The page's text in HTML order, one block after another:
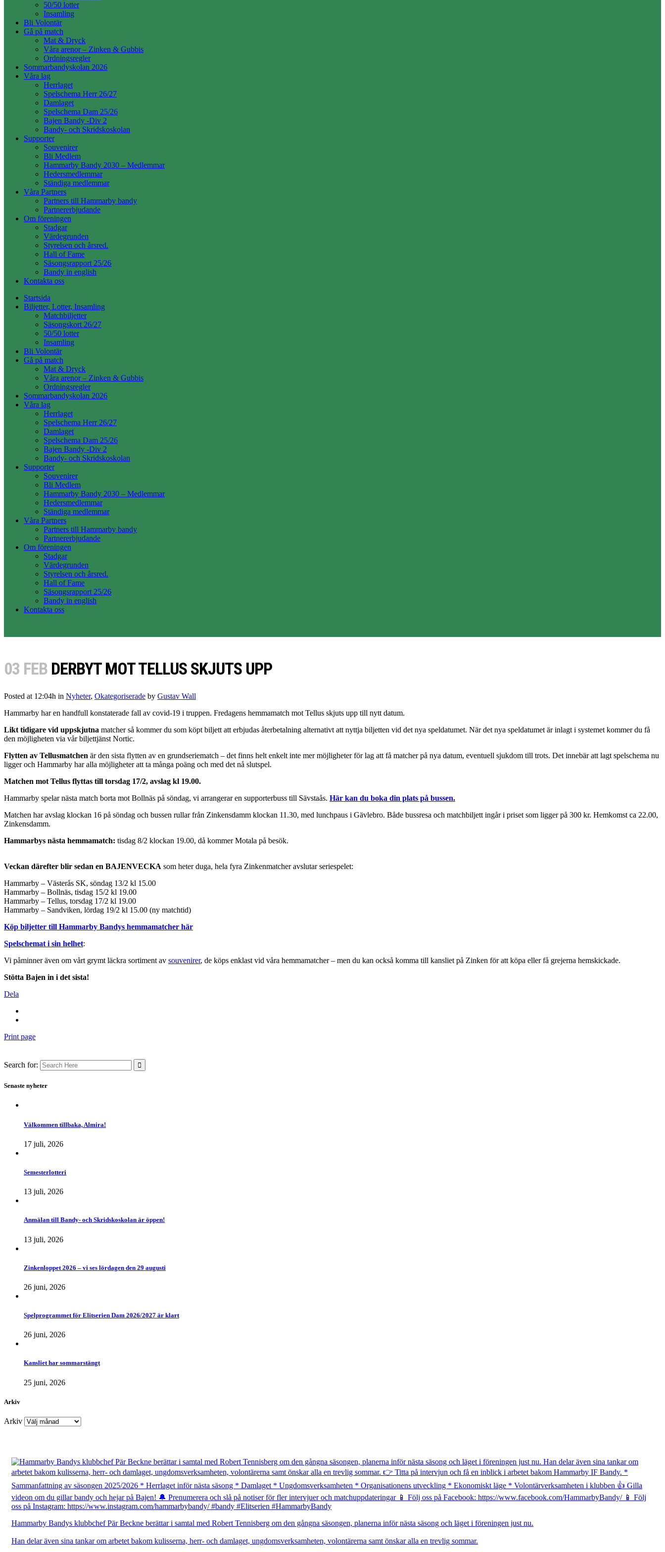
50/50 lotter
Insamling
Bli Volontär
Gå på match
Mat & Dryck
Våra arenor – Zinken & Gubbis
Ordningsregler
Sommarbandyskolan 2026
Våra lag
Herrlaget
Spelschema Herr 26/27
Damlaget
Spelschema Dam 25/26
Bajen Bandy -Div 2
Bandy- och Skridskoskolan
Supporter
Souvenirer
Bli Medlem
Hammarby Bandy 2030 – Medlemmar
Hedersmedlemmar
Ständiga medlemmar
Våra Partners
Partners till Hammarby bandy
Partnererbjudande
Om föreningen
Stadgar
Värdegrunden
Styrelsen och årsred.
Hall of Fame
Säsongsrapport 25/26
Bandy in english
Kontakta oss
Startsida
Biljetter, Lotter, Insamling
Matchbiljetter
Säsongskort 26/27
50/50 lotter
Insamling
Bli Volontär
Gå på match
Mat & Dryck
Våra arenor – Zinken & Gubbis
Ordningsregler
Sommarbandyskolan 2026
Våra lag
Herrlaget
Spelschema Herr 26/27
Damlaget
Spelschema Dam 25/26
Bajen Bandy -Div 2
Bandy- och Skridskoskolan
Supporter
Souvenirer
Bli Medlem
Hammarby Bandy 2030 – Medlemmar
Hedersmedlemmar
Ständiga medlemmar
Våra Partners
Partners till Hammarby bandy
Partnererbjudande
Om föreningen
Stadgar
Värdegrunden
Styrelsen och årsred.
Hall of Fame
Säsongsrapport 25/26
Bandy in english
Kontakta oss
03 FEB DERBYT MOT TELLUS SKJUTS UPP
Posted at 12:04h in Nyheter, Okategoriserade by Gustav Wall
Hammarby har en handfull konstaterade fall av covid-19 i truppen. Fredagens hemmamatch mot Tellus skjuts upp till nytt datum.
Likt tidigare vid uppskjutna matcher så kommer du som köpt biljett att erbjudas återbetalning alternativt att nyttja biljetten vid det nya speldatumet. När det nya speldatumet är inlagt i systemet kommer du få
den möjligheten via vår biljettjänst Nortic.
Flytten av Tellusmatchen är den sista flytten av en grundseriematch – det finns helt enkelt inte mer möjligheter för lag att få matcher på nya datum, eventuell sjukdom till trots. Det innebär att lagt spelschema nu
ligger och Hammarby har alla möjligheter att ta många poäng och med det nå slutspel.
Matchen mot Tellus flyttas till torsdag 17/2, avslag kl 19.00.
Hammarby spelar nästa match borta mot Bollnäs på söndag, vi arrangerar en supporterbuss till Sävstaås. Här kan du boka din plats på bussen.
Matchen har avslag klockan 16 på söndag och bussen rullar från Zinkensdamm klockan 11.30, med lunchpaus i Gävlebro. Både bussresa och matchbiljett ingår i priset som ligger på 300 kr. Hemkomst ca 22.00,
Zinkensdamm.
Hammarbys nästa hemmamatch: tisdag 8/2 klockan 19.00, då kommer Motala på besök.
Veckan därefter blir sedan en BAJENVECKA som heter duga, hela fyra Zinkenmatcher avslutar seriespelet:
Hammarby – Västerås SK, söndag 13/2 kl 15.00
Hammarby – Bollnäs, tisdag 15/2 kl 19.00
Hammarby – Tellus, torsdag 17/2 kl 19.00
Hammarby – Sandviken, lördag 19/2 kl 15.00 (ny matchtid)
Köp biljetter till Hammarby Bandys hemmamatcher här
Spelschemat i sin helhet:
Vi påminner även om vårt grymt läckra sortiment av souvenirer, de köps enklast vid våra hemmamatcher – men du kan också komma till kansliet på Zinken för att köpa eller få grejerna hemskickade.
Stötta Bajen in i det sista!
Dela
Print page
Search for:
Senaste nyheter
Välkommen tillbaka, Almira!
17 juli, 2026
Semesterlotteri
13 juli, 2026
Anmälan till Bandy- och Skridskoskolan är öppen!
13 juli, 2026
Zinkenloppet 2026 – vi ses lördagen den 29 augusti
26 juni, 2026
Spelprogrammet för Elitserien Dam 2026/2027 är klart
26 juni, 2026
Kansliet har sommarstängt
25 juni, 2026
Arkiv
Arkiv
Hammarby Bandys klubbchef Pär Beckne berättar i samtal med Robert Tennisberg om den gångna säsongen, planerna inför nästa säsong och läget i föreningen just nu.
Han delar även sina tankar om arbetet bakom kulisserna, herr- och damlaget, ungdomsverksamheten, volontärerna samt önskar alla en trevlig sommar.